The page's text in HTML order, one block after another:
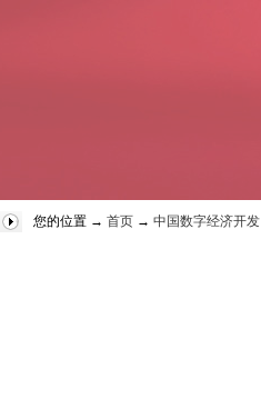
您的位置 → 首页 → 中国数字经济开发